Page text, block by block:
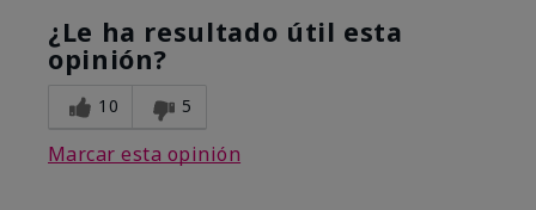
¿Le ha resultado útil esta
opinión?
10 5
Marcar esta opinión